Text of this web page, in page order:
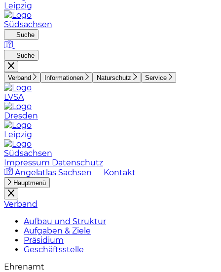
Leipzig
Südsachsen
Suche
Suche
Verband Informationen Naturschutz Service
LVSA
Dresden
Leipzig
Südsachsen
Impressum Datenschutz
Angelatlas Sachsen
Kontakt
Hauptmenü
Verband
Aufbau und Struktur
Aufgaben & Ziele
Präsidium
Geschäftsstelle
Ehrenamt